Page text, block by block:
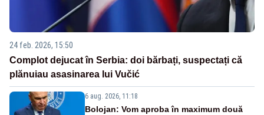
24 feb. 2026, 15:50
Complot dejucat în Serbia: doi bărbați, suspectați că
plănuiau asasinarea lui Vučić
6 aug. 2026, 11:18
Bolojan: Vom aproba în maximum două